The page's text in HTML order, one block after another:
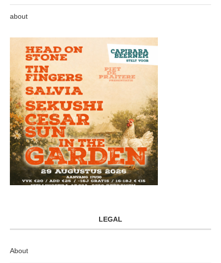
about
LEGAL
About